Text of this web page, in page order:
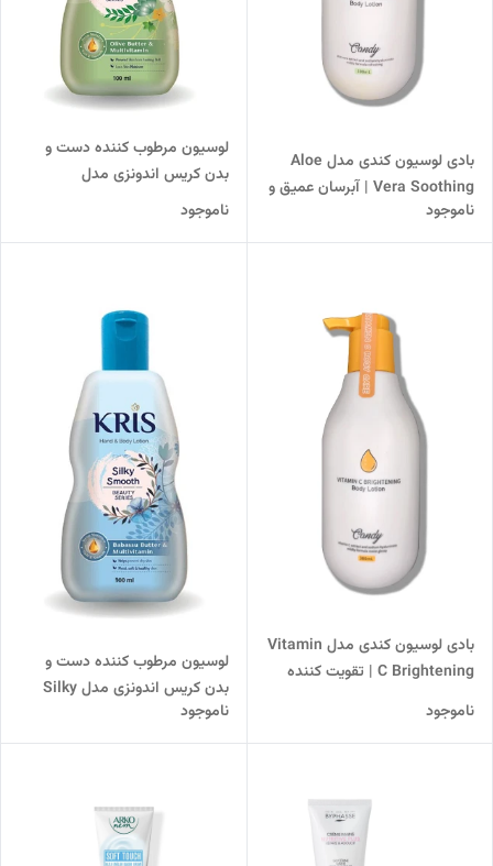
بادی لوسیون کندی مدل Aloe
Vera Soothing | آبرسان عمیق و
تغذیه پوست
ناموجود
لوسیون مرطوب کننده دست و
بدن کریس اندونزی مدل
Nourished Care
ناموجود
بادی لوسیون کندی مدل Vitamin
C Brightening | تقویت‌ کننده
بافت پوست
ناموجود
لوسیون مرطوب کننده دست و
بدن کریس اندونزی مدل Silky
Smooth
ناموجود